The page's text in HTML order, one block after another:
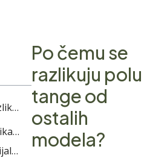
Po čemu se razlikuju polu tange od ostalih modela?
Koja je razlika između polu tangi i ostalih modela gaćica?
Zašto je materijal važan – i zašto je bambus najbolji izbor?
Po čemu se
razlikuju polu
tange od
ostalih
modela?